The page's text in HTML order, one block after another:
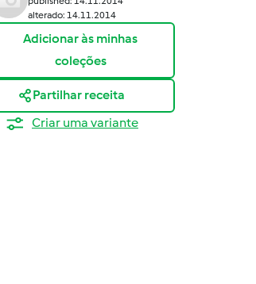
alterado: 14.11.2014
Adicionar às minhas
coleções
Partilhar receita
Criar uma variante